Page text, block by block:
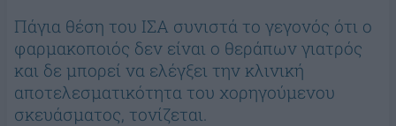
Πάγια θέση του ΙΣΑ συνιστά το γεγονός ότι ο
φαρμακοποιός δεν είναι ο θεράπων γιατρός
και δε μπορεί να ελέγξει την κλινική
αποτελεσματικότητα του χορηγούμενου
σκευάσματος, τονίζεται.